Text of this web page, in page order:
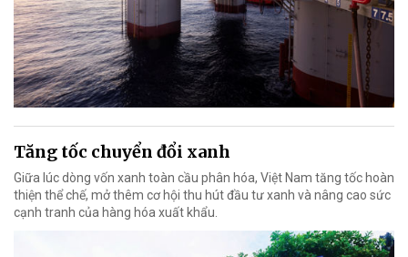
Tăng tốc chuyển đổi xanh
Giữa lúc dòng vốn xanh toàn cầu phân hóa, Việt Nam tăng tốc hoàn
thiện thể chế, mở thêm cơ hội thu hút đầu tư xanh và nâng cao sức
cạnh tranh của hàng hóa xuất khẩu.